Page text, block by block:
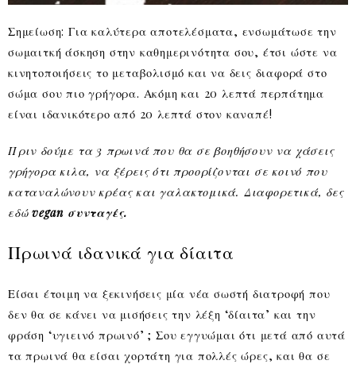
Σημείωση: Για καλύτερα αποτελέσματα, ενσωμάτωσε την
σωμαιτκή άσκηση στην καθημερινότητα σου, έτσι ώστε να
κινητοποιήσεις το μεταβολισμό και να δεις διαφορά στο
σώμα σου πιο γρήγορα. Ακόμη και 20 λεπτά περπάτημα
είναι ιδανικότερο από 20 λεπτά στον καναπέ!
Πριν δούμε τα 3 πρωινά που θα σε βοηθήσουν να χάσεις
γρήγορα κιλα, να ξέρεις ότι προορίζονται σε κοινό που
καταναλώνουν κρέας και γαλακτομικά. Διαφορετικά, δες
εδώvegan συνταγές.
Πρωινά ιδανικά για δίαιτα
Είσαι έτοιμη να ξεκινήσεις μία νέα σωστή διατροφή που
δεν θα σε κάνει να μισήσεις την λέξη ‘δίαιτα’ και την
φράση ‘υγιεινό πρωινό’ ; Σου εγγυώμαι ότι μετά από αυτά
τα πρωινά θα είσαι χορτάτη για πολλές ώρες, και θα σε